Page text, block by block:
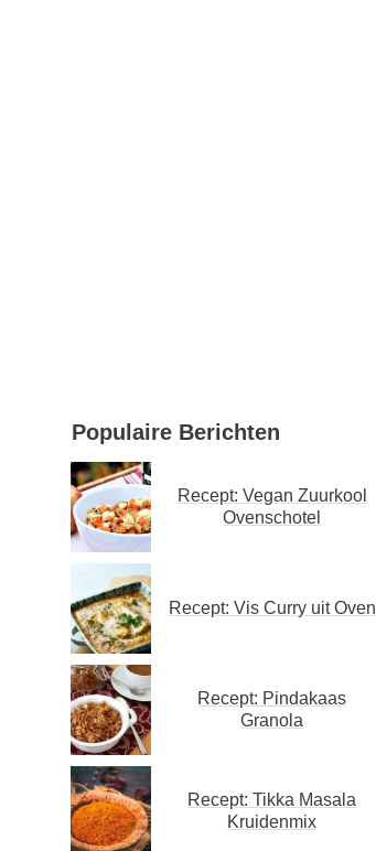
Populaire Berichten
Recept: Vegan Zuurkool
Ovenschotel
Recept: Vis Curry uit Oven
Recept: Pindakaas
Granola
Recept: Tikka Masala
Kruidenmix